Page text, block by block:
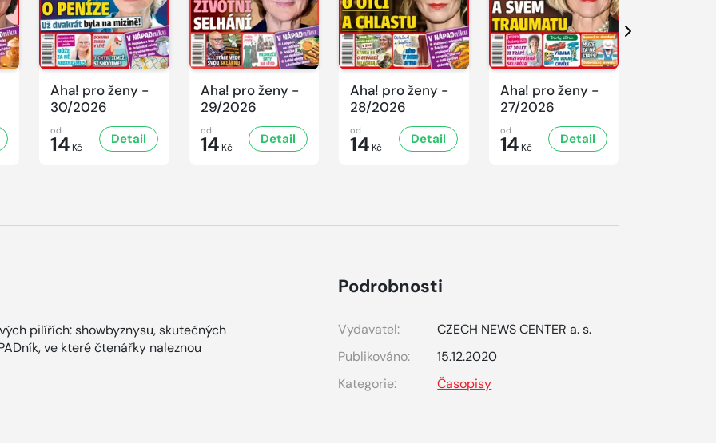
Aha! pro ženy -
30/2026
od
14 Kč
Detail
Aha! pro ženy -
29/2026
od
14 Kč
Detail
Aha! pro ženy -
28/2026
od
14 Kč
Detail
Aha! pro ženy -
27/2026
od
14 Kč
Detail
Další
pilířích: showbyznysu, skutečných
ve které čtenářky naleznou
Podrobnosti
Vydavatel:
CZECH NEWS CENTER a. s.
Publikováno:
15.12.2020
Kategorie:
Časopisy